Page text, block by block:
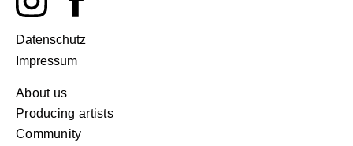
Datenschutz
Impressum
About us
Producing artists
Community